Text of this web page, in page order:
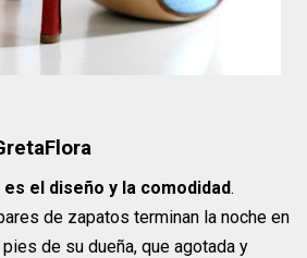
el diseño y la comodidad.
de zapatos terminan la noche en
de su dueña, que agotada y